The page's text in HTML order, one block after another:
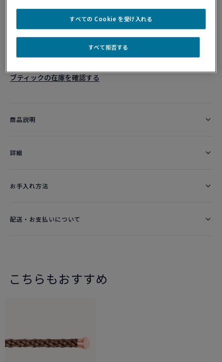
カスタマイズ
ショッピングバッグに追加
ブティックの在庫を確認する​
商品説明
詳細​
お手入れ方法
配送・お支払いについて
こちらもおすすめ
すべて拒否する
すべての Cookie を受け入れる